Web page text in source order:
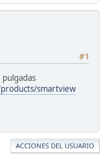
#1
smartview
ACCIONES DEL USUARIO